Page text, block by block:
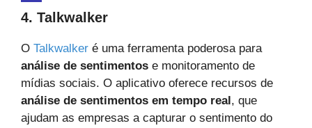
4. Talkwalker
O Talkwalker é uma ferramenta poderosa para
análise de sentimentos e monitoramento de
mídias sociais. O aplicativo oferece recursos de
análise de sentimentos em tempo real, que
ajudam as empresas a capturar o sentimento do